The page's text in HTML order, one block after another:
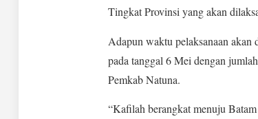
Tingkat Provinsi yang akan
Adapun waktu pelaksanaan
pada tanggal 6 Mei dengan
Pemkab Natuna.
“Kafilah berangkat menuju